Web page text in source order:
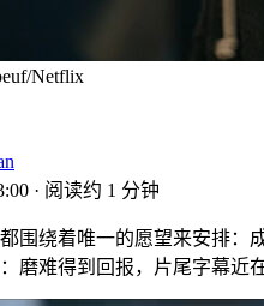
Netflix
· 阅读约 1 分钟
围绕着唯一的愿望来安排：
磨难得到回报，片尾字幕近